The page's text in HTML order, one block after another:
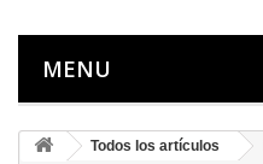
MENU
Todos los artículos